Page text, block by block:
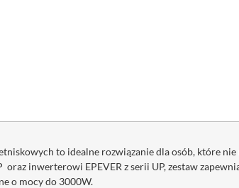
to idealne rozwiązanie dla osób, które
oraz inwerterowi EPEVER z serii UP, zestaw
o mocy do 3000W.